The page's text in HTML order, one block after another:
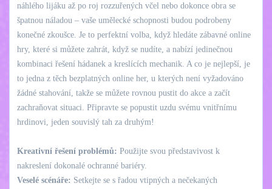
náhlého lijáku až po roj rozzuřených včel nebo dokonce obra se
špatnou náladou – vaše umělecké schopnosti budou podrobeny
konečné zkoušce. Je to perfektní volba, když hledáte zábavné online
hry, které si můžete zahrát, když se nudíte, a nabízí jedinečnou
kombinaci řešení hádanek a kreslících mechanik. A co je nejlepší, je
to jedna z těch bezplatných online her, u kterých není vyžadováno
žádné stahování, takže se můžete rovnou pustit do akce a začít
zachraňovat situaci. Připravte se popustit uzdu svému vnitřnímu
hrdinovi, jeden souvislý tah za druhým!
Kreativní řešení problémů: Použijte svou představivost k
nakreslení dokonalé ochranné bariéry.
Veselé scénáře: Setkejte se s řadou vtipných a nečekaných